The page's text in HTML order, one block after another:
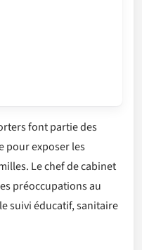
font partie des
pour exposer les
Le chef de cabinet
préoccupations au
suivi éducatif, sanitaire